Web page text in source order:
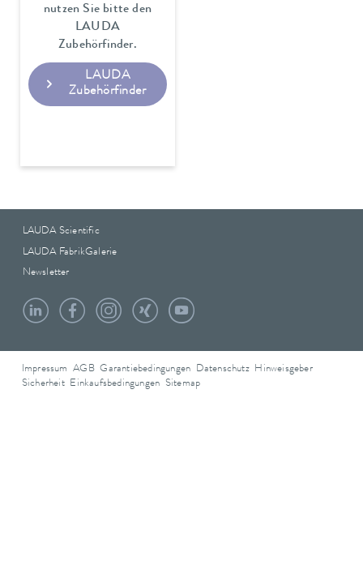
nutzen Sie bitte den
LAUDA
Zubehörfinder.
LAUDA
Zubehörfinder
LAUDA Scientific
LAUDA FabrikGalerie
Newsletter
Impressum AGB Garantiebedingungen Datenschutz Hinweisgeber
Sicherheit Einkaufsbedingungen Sitemap